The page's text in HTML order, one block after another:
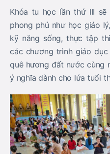
Khóa tu học lần thứ III
phong phú như học giáo
kỹ năng sống, thực tập
các chương trình giáo
quê hương đất nước cùng
ý nghĩa dành cho lứa tuổi